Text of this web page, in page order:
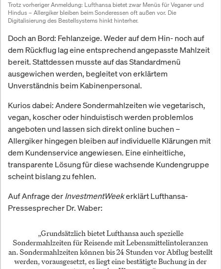
Trotz vorheriger Anmeldung: Lufthansa bietet zwar Menüs für Veganer und
Hindus – Allergiker bleiben beim Sonderessen oft außen vor. Die
Digitalisierung des Bestellsystems hinkt hinterher.
Doch an Bord: Fehlanzeige. Weder auf dem Hin- noch auf
dem Rückflug lag eine entsprechend angepasste Mahlzeit
bereit. Stattdessen musste auf das Standardmenü
ausgewichen werden, begleitet von erklärtem
Unverständnis beim Kabinenpersonal.
Kurios dabei: Andere Sondermahlzeiten wie vegetarisch,
vegan, koscher oder hinduistisch werden problemlos
angeboten und lassen sich direkt online buchen –
Allergiker hingegen bleiben auf individuelle Klärungen mit
dem Kundenservice angewiesen. Eine einheitliche,
transparente Lösung für diese wachsende Kundengruppe
scheint bislang zu fehlen.
Auf Anfrage derInvestmentWeekerklärt Lufthansa-
Pressesprecher Dr. Waber:
„Grundsätzlich bietet Lufthansa auch spezielle
Sondermahlzeiten für Reisende mit Lebensmittelintoleranzen
an. Sondermahlzeiten können bis 24 Stunden vor Abflug bestellt
werden, vorausgesetzt, es liegt eine bestätigte Buchung in der